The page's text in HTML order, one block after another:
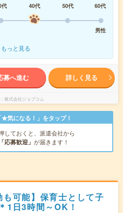
代 40代 50代
60代
男性
もっと見る
募へ進む 詳しく見る
株式会社ジョブコム
気になる！」をタップ！
しておくと、派遣会社から
「応募歓迎」 が届きます！
も可能】保育士として子
1日3時間～OK！